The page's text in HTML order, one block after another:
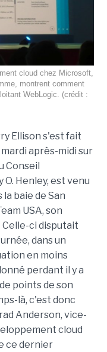
cloud chez Microsoft,
montrent comment
WebLogic. (crédit :
Ellison s'est fait
après-midi sur
Conseil
Henley, est venu
baie de San
USA, son
Celle-ci disputait
dans un
en moins
perdant il y a
points de son
là, c'est donc
Anderson, vice-
cloud
ce dernier